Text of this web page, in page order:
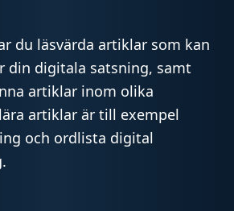
du läsvärda artiklar som kan
din digitala satsning, samt
artiklar inom olika
artiklar är till exempel
och ordlista digital